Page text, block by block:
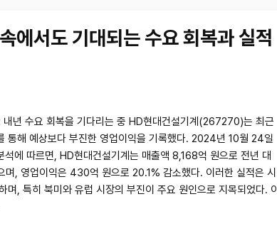
에서도 기대되는 수요 회복과 실적
내년 수요 회복을 기다리는 중 HD현대건설기계(267270)는 최근
통해 예상보다 부진한 영업이익을 기록했다. 2024년 10월 24일
석에 따르면, HD현대건설기계는 매출액 8,168억 원으로 전년 대
며, 영업이익은 430억 원으로 20.1% 감소했다. 이러한 실적은 시
며, 특히 북미와 유럽 시장의 부진이 주요 원인으로 지목되었다. 이